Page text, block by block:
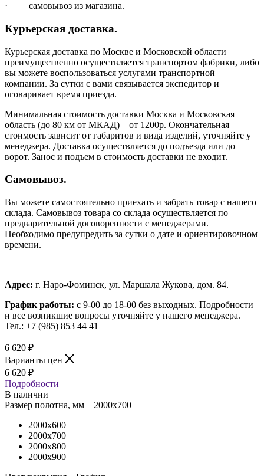
· самовывоз из магазина.
Курьерская доставка.
Курьерская доставка по Москве и Московской области
преимущественно осуществляется транспортом фабрики, либо
вы можете воспользоваться услугами транспортной
компании. За сутки с вами связывается экспедитор и
оговаривает время приезда.
Минимальная стоимость доставки Москва и Московская
область (до 80 км от МКАД) – от 1200р. Окончательная
стоимость зависит от габаритов и вида изделий, уточняйте у
менеджера. Доставка осуществляется до подъезда или до
ворот. Занос и подъем в стоимость доставки не входит.
Самовывоз.
Вы можете самостоятельно приехать и забрать товар с нашего
склада. Самовывоз товара со склада осуществляется по
предварительной договоренности с менеджерами.
Необходимо предупредить за сутки о дате и ориентировочном
времени.
Адрес: г. Наро-Фоминск, ул. Маршала Жукова, дом. 84.
График работы: с 9-00 до 18-00 без выходных. Подробности
и все возникшие вопросы уточняйте у нашего менеджера.
Тел.: +7 (985) 853 44 41
6 620 ₽
Варианты цен
6 620 ₽
Подробности
В наличии
Размер полотна, мм—2000x700
2000x600
2000x700
2000x800
2000x900